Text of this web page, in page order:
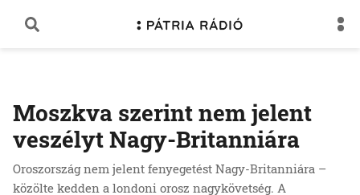
Moszkva szerint nem jelent
veszélyt Nagy-Britanniára
Oroszország nem jelent fenyegetést Nagy-Britanniára –
közölte kedden a londoni orosz nagykövetség. A